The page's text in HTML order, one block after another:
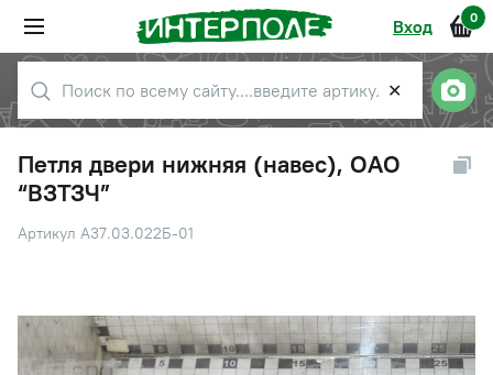
Вход 0
✕
Петля двери нижняя (навес), ОАО
“ВЗТЗЧ”
Артикул А37.03.022Б-01